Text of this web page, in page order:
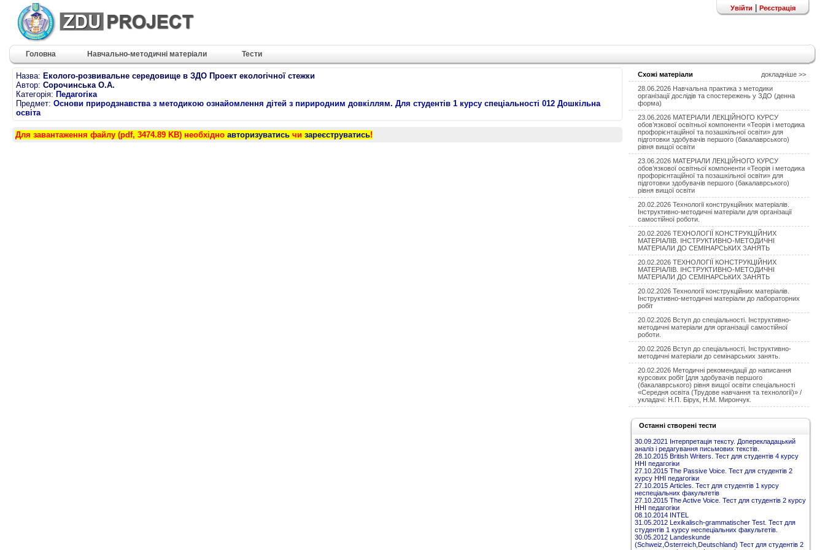
Увійти Реєстрація
Головна Навчально-методичні матеріали Тести
Назва: Еколого-розвивальне середовище в ЗДО Проект екологічної стежки
Автор: Сорочинська О.А.
Категорія: Педагогіка
Предмет: Основи природзнавства з методикою ознайомлення дітей з пириродним довкіллям. Для студентів 1 курсу спеціальності 012 Дошкільна
освіта
Для завантаження файлу (pdf, 3474.89 KB) необхідно авторизуватись чи зареєструватись!
Схожі матеріали
докладніше >>
28.06.2026 Навчальна практика з методики
організації дослідів та спостережень у ЗДО (денна
форма)
23.06.2026 МАТЕРІАЛИ ЛЕКЦІЙНОГО КУРСУ
обов’язкової освітньої компоненти «Теорія і методика
профорієнтаційної та позашкільної освіти» для
підготовки здобувачів першого (бакалаврського)
рівня вищої освіти
23.06.2026 МАТЕРІАЛИ ЛЕКЦІЙНОГО КУРСУ
обов’язкової освітньої компоненти «Теорія і методика
профорієнтаційної та позашкільної освіти» для
підготовки здобувачів першого (бакалаврського)
рівня вищої освіти
20.02.2026 Технології конструкційних матеріалів.
Інструктивно-методичні матеріали для організації
самостійної роботи.
20.02.2026 ТЕХНОЛОГІЇ КОНСТРУКЦІЙНИХ
МАТЕРІАЛІВ. ІНСТРУКТИВНО-МЕТОДИЧНІ
МАТЕРІАЛИ ДО СЕМІНАРСЬКИХ ЗАНЯТЬ
20.02.2026 ТЕХНОЛОГІЇ КОНСТРУКЦІЙНИХ
МАТЕРІАЛІВ. ІНСТРУКТИВНО-МЕТОДИЧНІ
МАТЕРІАЛИ ДО СЕМІНАРСЬКИХ ЗАНЯТЬ
20.02.2026 Технології конструкційних матеріалів.
Інструктивно-методичні матеріали до лабораторних
робіт
20.02.2026 Вступ до спеціальності. Інструктивно-
методичні матеріали для організації самостійної
роботи.
20.02.2026 Вступ до спеціальності. Інструктивно-
методичні матеріали до семінарських занять.
20.02.2026 Методичні рекомендації до написання
курсових робіт [для здобувачів першого
(бакалаврського) рівня вищої освіти спеціальності
«Середня освіта (Трудове навчання та технології)» /
укладачі: Н.П. Бірук, Н.М. Мирончук.
Останні створені тести
30.09.2021 Інтерпретація тексту. Доперекладацький
аналіз і редагування письмових текстів.
28.10.2015 British Writers. Тест для студентів 4 курсу
ННІ педагогіки
27.10.2015 The Passive Voice. Тест для студентів 2
курсу ННІ педагогіки
27.10.2015 Articles. Тест для студентів 1 курсу
неспеціальних факультетів
27.10.2015 The Active Voice. Тест для студентів 2 курсу
ННІ педагогіки
08.10.2014 INTEL
31.05.2012 Lexikalisch-grammatischer Test. Тест для
студентів 1 курсу неспеціальних факультетів.
30.05.2012 Landeskunde
(Schweiz,Österreich,Deutschland) Тест для студентів 2